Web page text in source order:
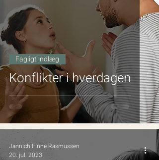
Konflikter i hverdagen
Fagligt indlæg
Jannich Finne Rasmussen
20. jul. 2023